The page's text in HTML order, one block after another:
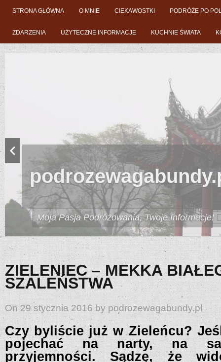
STRONA GŁÓWNA O MNIE CIEKAWOSTKI PODRÓŻE PO
ZDARZENIA UŻYTECZNE INFORMACJE KUCHNIE ŚWIATA
ZIELENIEC – MEKKA
SZALEŃSTWA
On 29 stycznia 2016 by podrozewagabundy.pl
Czy byliście już w Zieleńcu?
pojechać na narty, na
przyjemności. Sądzę, że